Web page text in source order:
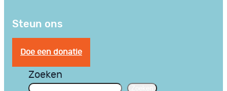
Steun ons
Doe een donatie
Zoeken